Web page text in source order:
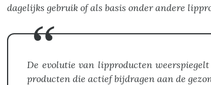
dagelijks gebruik of als basis onder andere
De evolutie van lipproducten
producten die actief bijdragen aan de